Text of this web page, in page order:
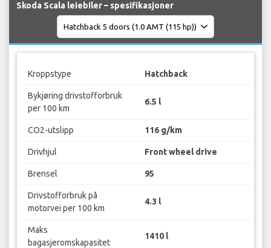
Skoda Scala leiebiler – spesifikasjoner
Kroppstype Hatchback
Bykjøring drivstofforbruk
per 100 km
6.5 l
CO2-utslipp 116 g/km
Drivhjul Front wheel drive
Brensel 95
Drivstofforbruk på
motorvei per 100 km
4.3 l
Maks
bagasjeromskapasitet
1410 l